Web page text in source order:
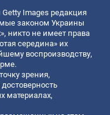
Images редакция
законом Украины
никто не имеет права
середина» их
воспроизводству,
зрения,
материалах,